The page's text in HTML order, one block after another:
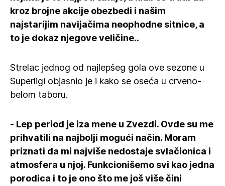
kroz brojne akcije obezbedi i našim
najstarijim navijačima neophodne sitnice, a
to je dokaz njegove veličine..
Strelac jednog od najlepšeg gola ove sezone u
Superligi objasnio je i kako se oseća u crveno-
belom taboru.
- Lep period je iza mene u Zvezdi. Ovde su me
prihvatili na najbolji mogući način. Moram
priznati da mi najviše nedostaje svlačionica i
atmosfera u njoj. Funkcionišemo svi kao jedna
porodica i to je ono što me još više čini